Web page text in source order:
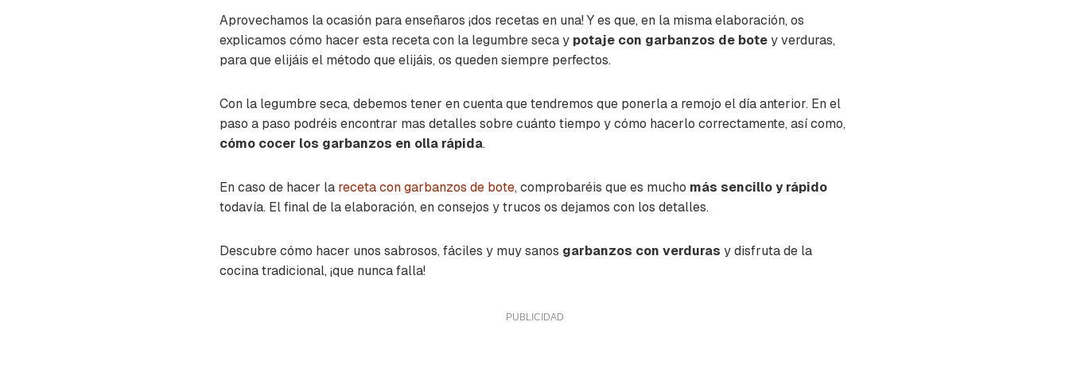
Aprovechamos la ocasión para enseñaros ¡dos recetas en una! Y es que, en la misma elaboración, os
explicamos cómo hacer esta receta con la legumbre seca y potaje con garbanzos de botey verduras,
para que elijáis el método que elijáis, os queden siempre perfectos.
Con la legumbre seca, debemos tener en cuenta que tendremos que ponerla a remojo el día anterior. En el
paso a paso podréis encontrar mas detalles sobre cuánto tiempo y cómo hacerlo correctamente, así como,
cómo cocer los garbanzos en olla rápida.
En caso de hacer la receta con garbanzos de bote, comprobaréis que es mucho más sencillo y rápido
todavía. El final de la elaboración, en consejos y trucos os dejamos con los detalles.
Descubre cómo hacer unos sabrosos, fáciles y muy sanos garbanzos con verduras y disfruta de la
cocina tradicional, ¡que nunca falla!